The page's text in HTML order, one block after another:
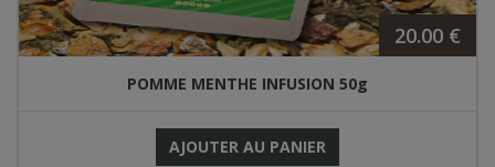
20.00 €
POMME MENTHE INFUSION 50g
AJOUTER AU PANIER